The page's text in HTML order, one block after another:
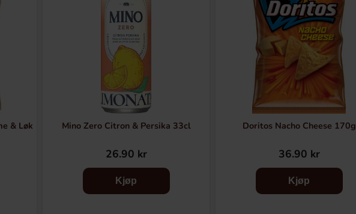
& Løk
Mino Zero Citron & Persika 33cl
26.90 kr
Kjøp
Doritos Nacho Cheese 170g
36.90 kr
Kjøp